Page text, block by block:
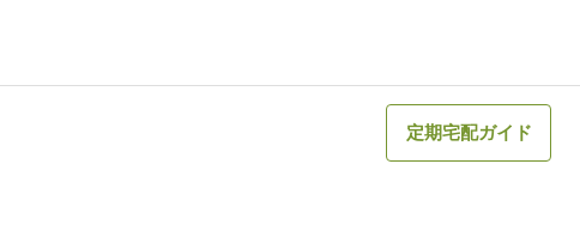
定期宅配ガイド